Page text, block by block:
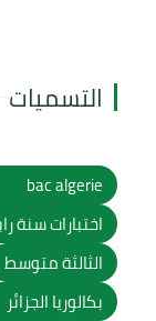
التسميات
bac algerie
اختبارات سنة
الثالثة متوسط
بكالوريا الجزائر